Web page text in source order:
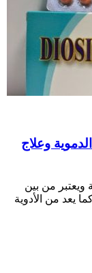
وعلاج
من بين
يعد من الأدوية